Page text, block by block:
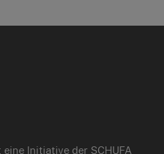
Initiative der SCHUFA